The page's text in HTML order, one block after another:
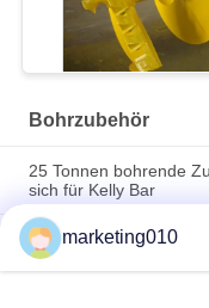
Bohrzubehör
25 Tonnen bohrende
sich für Kelly Bar
Betek biss
ringsum Schaft-Meißel-
marketing010